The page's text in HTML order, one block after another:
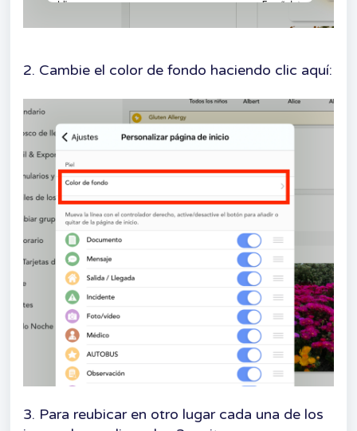
2. Cambie el color de fondo haciendo clic aquí:
3. Para reubicar en otro lugar cada una de los